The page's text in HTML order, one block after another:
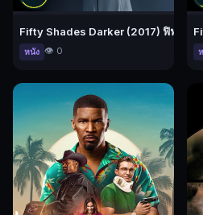
Fifty Shades Darker (2017) ฟิฟตี้ เชด
หนัง 👁️ 0